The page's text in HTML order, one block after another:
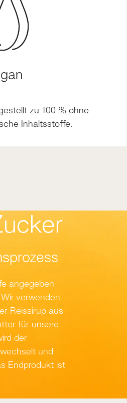
zu 100 % ohne
Inhaltsstoffe.
angegeben
verwenden
Reissirup aus
für unsere
der
und
Endprodukt ist